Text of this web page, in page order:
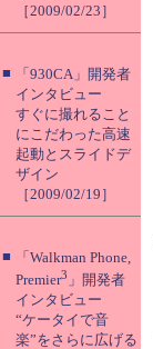
［2009/02/23］
■
「930CA」開発者
インタビュー
すぐに撮れること
にこだわった高速
起動とスライドデ
ザイン
［2009/02/19］
■
「Walkman Phone,
Premier3 」開発者
インタビュー
“ケータイで音
楽”をさらに広げる